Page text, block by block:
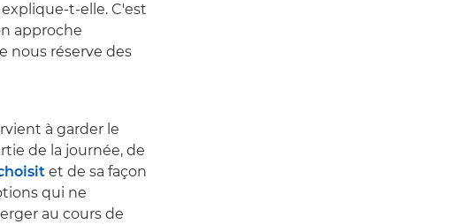
explique-t-elle. C'est
approche
nous réserve des
à garder le
de la journée, de
et de sa façon
qui ne
au cours de